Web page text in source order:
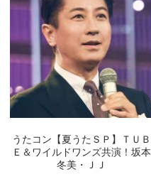
うたコン【夏うたＳＰ】ＴＵＢ
Ｅ＆ワイルドワンズ共演！坂本
冬美・ＪＪ